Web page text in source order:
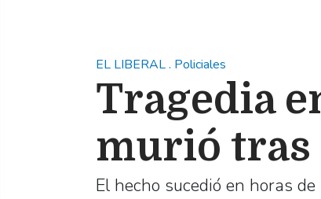
EL LIBERAL. Policiales
Tragedia
murió tras
El hecho sucedió en horas